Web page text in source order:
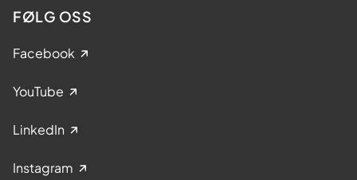
FØLG OSS
Facebook
YouTube
LinkedIn
Instagram